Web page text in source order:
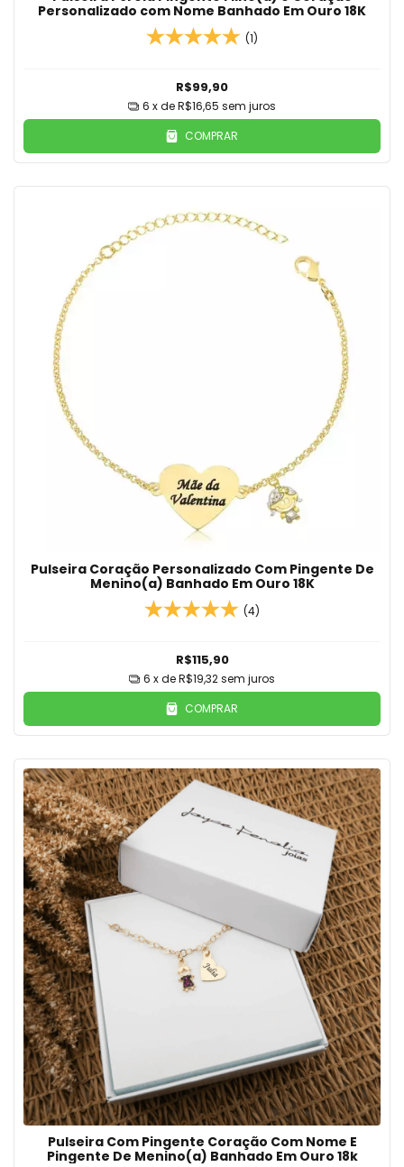
Personalizado com Nome Banhado Em Ouro 18K
(1)
R$99,90
6 x deR$16,65 sem juros
COMPRAR
Pulseira Coração Personalizado Com Pingente De
Menino(a) Banhado Em Ouro 18K
(4)
R$115,90
6 x deR$19,32sem juros
COMPRAR
Pulseira Com Pingente Coração Com Nome E
Pingente De Menino(a) Banhado Em Ouro 18k